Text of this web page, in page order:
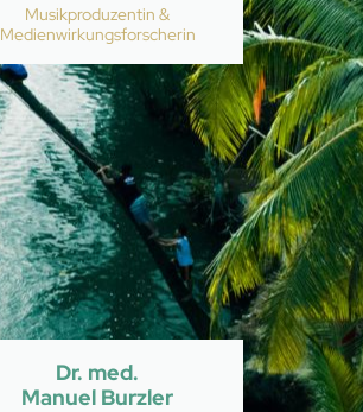
Musikproduzentin &
Medienwirkungsforscherin
Dr. med.
Manuel Burzler